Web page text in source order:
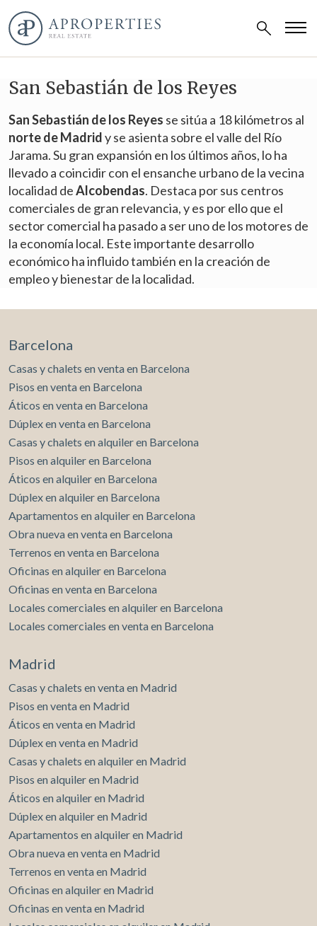
San Sebastián de los Reyes
San Sebastián de los Reyes se sitúa a 18 kilómetros al
norte de Madridy se asienta sobre el valle del Río
Jarama. Su gran expansión en los últimos años, lo ha
llevado a coincidir con el ensanche urbano de la vecina
localidad deAlcobendas. Destaca por sus centros
comerciales de gran relevancia, y es por ello que el
sector comercial ha pasado a ser uno de los motores de
la economía local. Este importante desarrollo
económico ha influido también en la creación de
empleo y bienestar de la localidad.
Barcelona
Casas y chalets en venta en Barcelona
Pisos en venta en Barcelona
Áticos en venta en Barcelona
Dúplex en venta en Barcelona
Casas y chalets en alquiler en Barcelona
Pisos en alquiler en Barcelona
Áticos en alquiler en Barcelona
Dúplex en alquiler en Barcelona
Apartamentos en alquiler en Barcelona
Obra nueva en venta en Barcelona
Terrenos en venta en Barcelona
Oficinas en alquiler en Barcelona
Oficinas en venta en Barcelona
Locales comerciales en alquiler en Barcelona
Locales comerciales en venta en Barcelona
Madrid
Casas y chalets en venta en Madrid
Pisos en venta en Madrid
Áticos en venta en Madrid
Dúplex en venta en Madrid
Casas y chalets en alquiler en Madrid
Pisos en alquiler en Madrid
Áticos en alquiler en Madrid
Dúplex en alquiler en Madrid
Apartamentos en alquiler en Madrid
Obra nueva en venta en Madrid
Terrenos en venta en Madrid
Oficinas en alquiler en Madrid
Oficinas en venta en Madrid
Modificar cookies
Técnicas y funcionales
Este sitio web utiliza Cookies propias para recopilar
información con la finalidad de mejorar nuestros servicios.
Si continua navegando, supone la aceptación de la
instalación de las mismas. El usuario tiene la posibilidad
de configurar su navegador pudiendo, si así lo desea,
impedir que sean instaladas en su disco duro, aunque
dificultades de navegación de la página web.
Analíticas y personalización
Permiten realizar el seguimiento y análisis del
comportamiento de los usuarios de este sitio web. La
elaboración de perfiles de navegación de los usuarios con
datos de uso que hacen los usuarios del servicio. Permiten
guardar la información de preferencia del usuario para
mejorar la calidad de nuestros servicios y para ofrecer una
mejor experiencia a través de productos recomendados.
Marketing y publicidad
Estas cookies son utilizadas para almacenar información
sobre las preferencias y elecciones personales del usuario
a través de la observación continuada de sus hábitos de
navegación. Gracias a ellas, podemos conocer los hábitos
de navegación en el sitio web y mostrar publicidad
relacionada con el perfil de navegación del usuario.